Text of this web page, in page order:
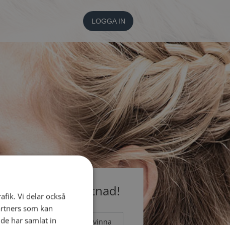
LOGGA IN
utan kostnad!
Man Kvinna
Vi delar också
som kan
har samlat in